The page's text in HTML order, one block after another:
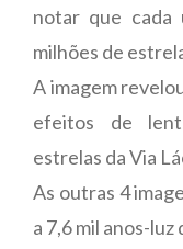
notar que cada
milhões de
A imagem
efeitos de
estrelas da Via
As outras 4
a 7,6 mil anos-